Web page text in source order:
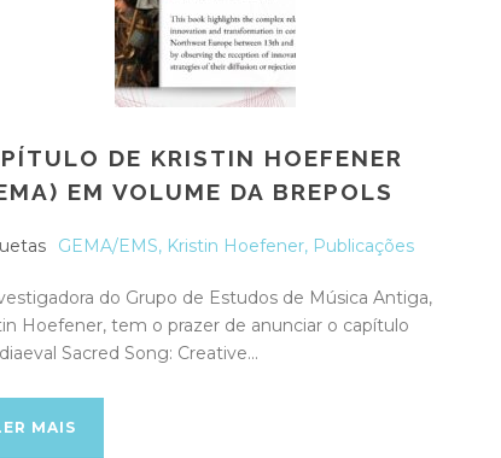
DE KRISTIN HOEFENER
EM VOLUME DA BREPOLS
GEMA/EMS, Kristin Hoefener, Publicações
do Grupo de Estudos de Música Antiga,
Hoefener, tem o prazer de anunciar o capítulo
Sacred Song: Creative...
MAIS